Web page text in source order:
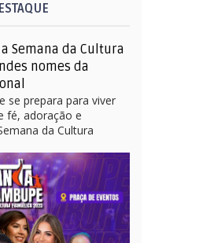
Semana da Cultura
nomes da
se prepara para viver
fé, adoração e
da Cultura